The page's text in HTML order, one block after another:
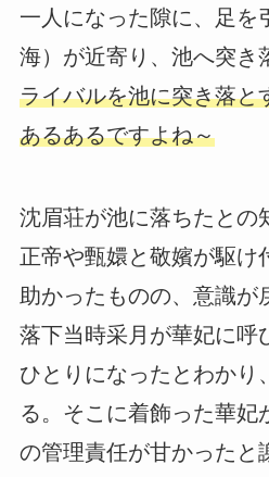
一人になった隙に、足を
海）が近寄り、池へ突き
ライバルを池に突き落と
あるあるですよね～
沈眉荘が池に落ちたとの
正帝や甄嬛と敬嬪が駆け
助かったものの、意識が
落下当時采月が華妃に呼
ひとりになったとわかり
る。そこに着飾った華妃
の管理責任が甘かったと